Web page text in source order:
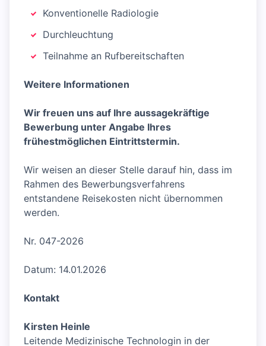
Konventionelle Radiologie
Durchleuchtung
Teilnahme an Rufbereitschaften
Weitere Informationen
Wir freuen uns auf Ihre aussagekräftige
Bewerbung unter Angabe Ihres
frühestmöglichen Eintrittstermin.
Wir weisen an dieser Stelle darauf hin, dass im
Rahmen des Bewerbungsverfahrens
entstandene Reisekosten nicht übernommen
werden.
Nr. 047-2026
Datum: 14.01.2026
Kontakt
Kirsten Heinle
Leitende Medizinische Technologin in der